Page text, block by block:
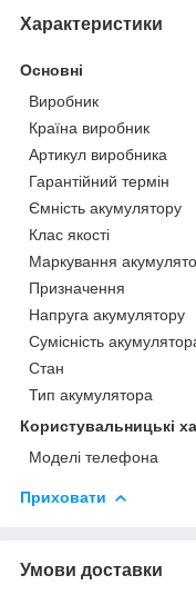
Характеристики
Основні
Виробник
Країна виробник
Артикул виробника
Гарантійний термін
Ємність акумулятору
Клас якості
Маркування
Призначення
Напруга акумулятору
Сумісність
Стан
Тип акумулятора
Користувальницькі
Моделі телефона
Приховати
Умови доставки